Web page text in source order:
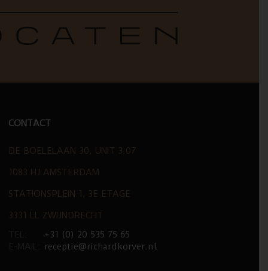
CONTACT
DE BOELELAAN 30, UNIT 3.07
1083 HJ AMSTERDAM
STATIONSPLEIN 1, 3E ETAGE
3331 LL ZWIJNDRECHT
+31 (0) 20 535 75 65
receptie@richardkorver.nl